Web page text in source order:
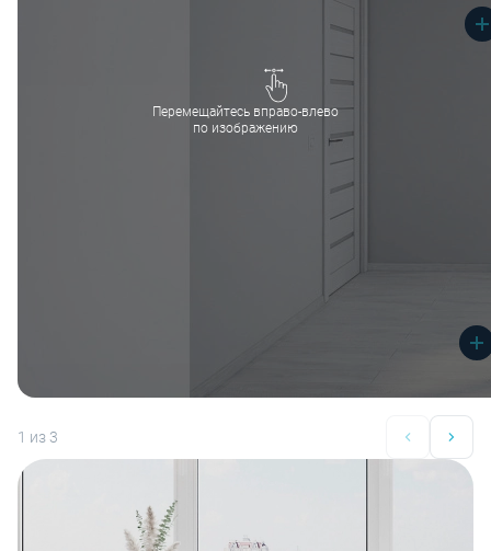
Перемещайтесь вправо-влево
по изображению
1 из 3